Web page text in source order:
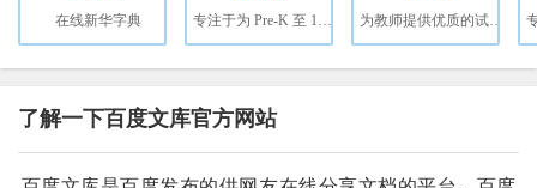
在线新华字典
了解一下百度文库官方网站